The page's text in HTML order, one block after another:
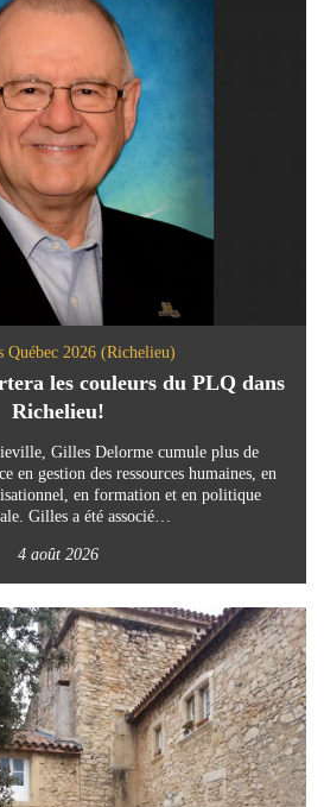
Québec 2026 (Richelieu)
les couleurs du PLQ dans
Richelieu!
Gilles Delorme cumule plus de
en gestion des ressources humaines, en
en formation et en politique
Gilles a été associé…
4 août 2026